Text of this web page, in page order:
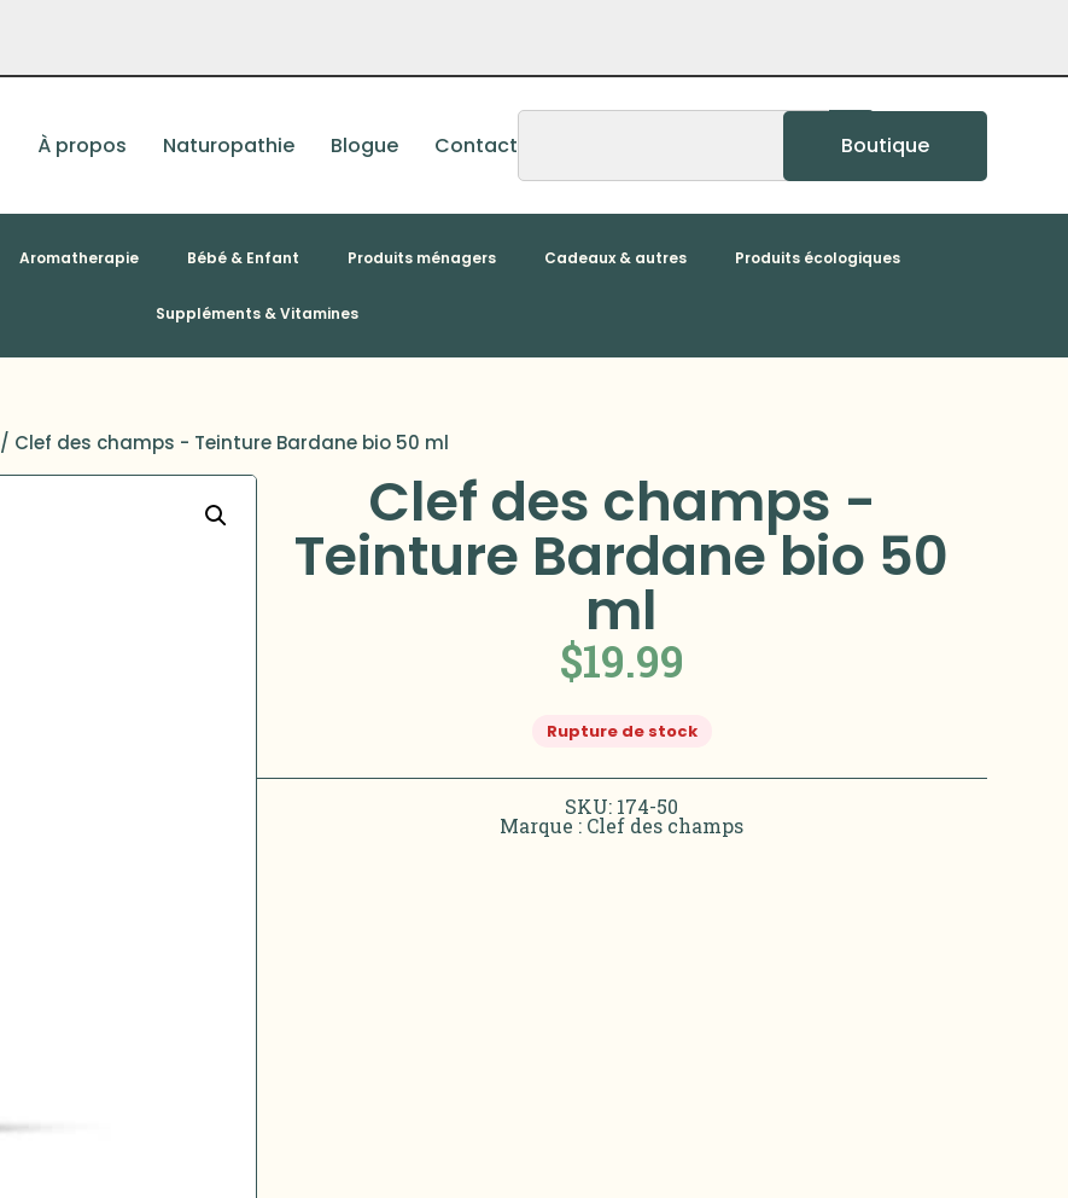
À propos Naturopathie Blogue Contact Boutique
Aromatherapie Bébé & Enfant Produits ménagers Cadeaux & autres Produits écologiques
Suppléments & Vitamines
/ Clef des champs - Teinture Bardane bio 50 ml
Clef des champs -
Teinture Bardane bio 50
ml
$19.99
Rupture de stock
SKU: 174-50
Marque : Clef des champs